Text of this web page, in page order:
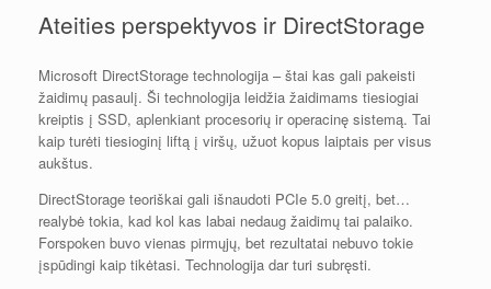
Ateities perspektyvos ir DirectStorage
Microsoft DirectStorage technologija – štai kas gali pakeisti
žaidimų pasaulį. Ši technologija leidžia žaidimams tiesiogiai
kreiptis į SSD, aplenkiant procesorių ir operacinę sistemą. Tai
kaip turėti tiesioginį liftą į viršų, užuot kopus laiptais per visus
aukštus.
DirectStorage teoriškai gali išnaudoti PCIe 5.0 greitį, bet…
realybė tokia, kad kol kas labai nedaug žaidimų tai palaiko.
Forspoken buvo vienas pirmųjų, bet rezultatai nebuvo tokie
įspūdingi kaip tikėtasi. Technologija dar turi subręsti.